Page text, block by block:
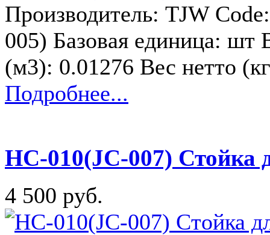
Производитель: TJW
005) Базовая единица: шт
(м3): 0.01276 Вес нетто
Подробнее...
HC-010(JC-007) Стойка
4 500 руб.